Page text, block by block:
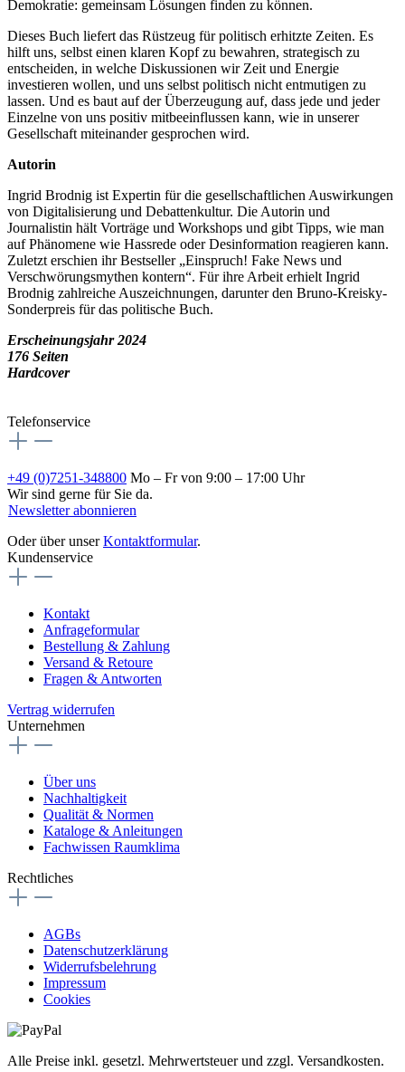
Demokratie: gemeinsam Lösungen finden zu können.
Dieses Buch liefert das Rüstzeug für politisch erhitzte Zeiten. Es
hilft uns, selbst einen klaren Kopf zu bewahren, strategisch zu
entscheiden, in welche Diskussionen wir Zeit und Energie
investieren wollen, und uns selbst politisch nicht entmutigen zu
lassen. Und es baut auf der Überzeugung auf, dass jede und jeder
Einzelne von uns positiv mitbeeinflussen kann, wie in unserer
Gesellschaft miteinander gesprochen wird.
Autorin
Ingrid Brodnig ist Expertin für die gesellschaftlichen Auswirkungen
von Digitalisierung und Debattenkultur. Die Autorin und
Journalistin hält Vorträge und Workshops und gibt Tipps, wie man
auf Phänomene wie Hassrede oder Desinformation reagieren kann.
Zuletzt erschien ihr Bestseller „Einspruch! Fake News und
Verschwörungsmythen kontern“. Für ihre Arbeit erhielt Ingrid
Brodnig zahlreiche Auszeichnungen, darunter den Bruno-Kreisky-
Sonderpreis für das politische Buch.
Erscheinungsjahr 2024
176 Seiten
Hardcover
Telefonservice
+49 (0)7251-348800 Mo – Fr von 9:00 – 17:00 Uhr
Wir sind gerne für Sie da.
Newsletter abonnieren
Oder über unserKontaktformular.
Kundenservice
Kontakt
Anfrageformular
Bestellung & Zahlung
Versand & Retoure
Fragen & Antworten
Vertrag widerrufen
Unternehmen
Über uns
Nachhaltigkeit
Qualität & Normen
Kataloge & Anleitungen
Fachwissen Raumklima
Rechtliches
AGBs
Datenschutzerklärung
Widerrufsbelehrung
Impressum
Cookies
Alle Preise inkl. gesetzl. Mehrwertsteuer und zzgl. Versandkosten.